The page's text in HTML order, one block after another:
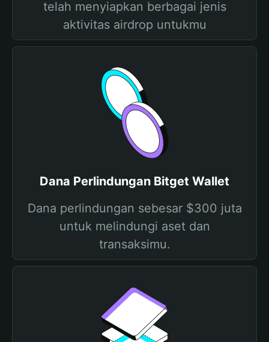
telah menyiapkan berbagai jenis
aktivitas airdrop untukmu
Dana Perlindungan Bitget Wallet
Dana perlindungan sebesar $300 juta
untuk melindungi aset dan
transaksimu.